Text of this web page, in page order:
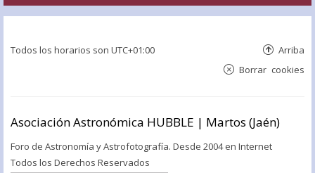
Todos los horarios son UTC+01:00 Arriba
Borrar cookies
Asociación Astronómica HUBBLE | Martos (Jaén)
Foro de Astronomía y Astrofotografía. Desde 2004 en Internet
Todos los Derechos Reservados